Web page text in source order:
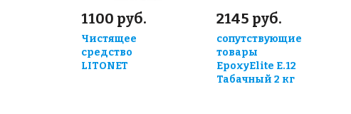
1100 руб.
Чистящее
средство
LITONET
2145 руб.
сопутствующие
товары
EpoxyElite E.12
Табачный 2 кг